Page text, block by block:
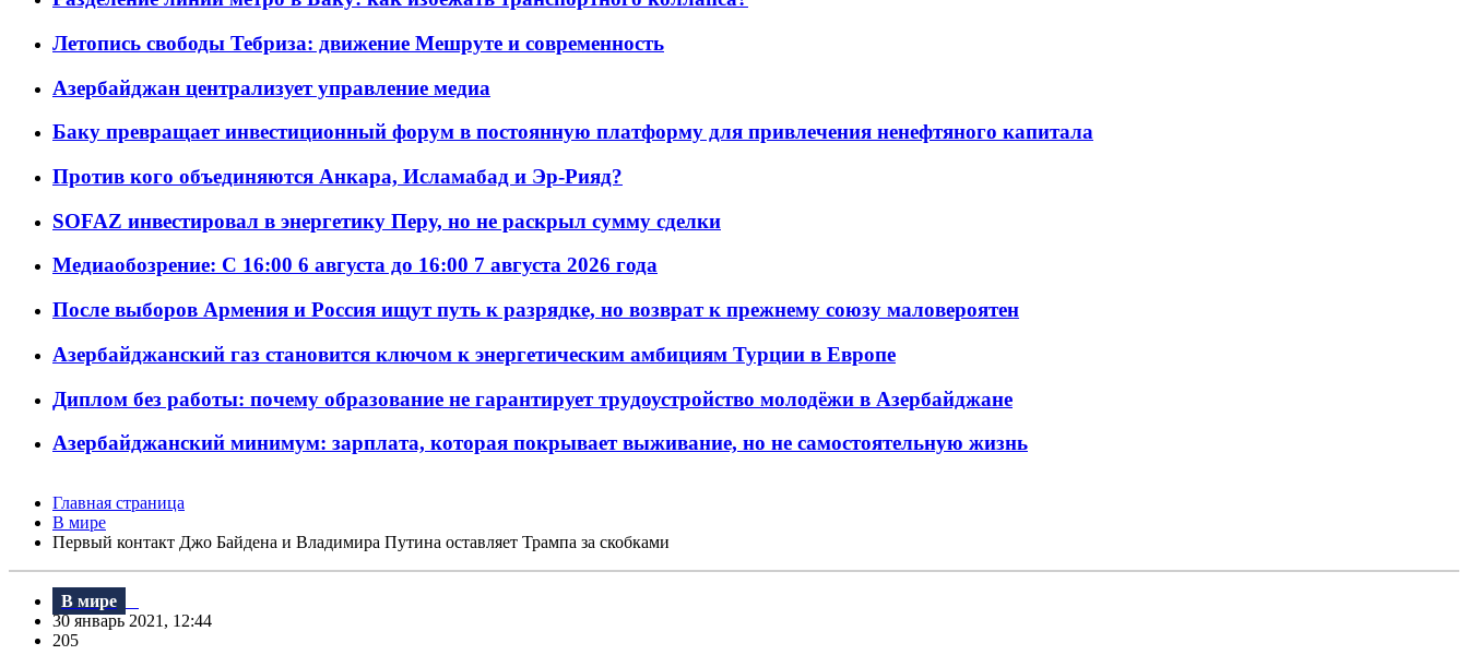
Летопись свободы Тебриза: движение Мешруте и современность
Азербайджан централизует управление медиа
Баку превращает инвестиционный форум в постоянную платформу для привлечения ненефтяного капитала
Против кого объединяются Анкара, Исламабад и Эр-Рияд?
SOFAZ инвестировал в энергетику Перу, но не раскрыл сумму сделки
Медиаобозрение: С 16:00 6 августа до 16:00 7 августа 2026 года
После выборов Армения и Россия ищут путь к разрядке, но возврат к прежнему союзу маловероятен
Азербайджанский газ становится ключом к энергетическим амбициям Турции в Европе
Диплом без работы: почему образование не гарантирует трудоустройство молодёжи в Азербайджане
Азербайджанский минимум: зарплата, которая покрывает выживание, но не самостоятельную жизнь
Главная страница
В мире
Первый контакт Джо Байдена и Владимира Путина оставляет Трампа за скобками
В мире
30 январь 2021, 12:44
205